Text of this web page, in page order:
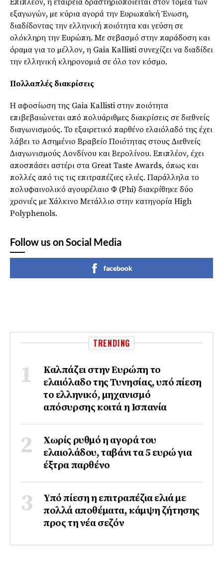
Επιπλέον, η εταιρεία δραστηριοποιείται στον τοµέα των
εξαγωγών, µε κύρια αγορά την Ευρωπαϊκή Ένωση,
διαδίδοντας την ελληνική ποιότητα και γεύση σε
ολόκληρη την Ευρώπη. Με σεβασµό στην παράδοση και
όραµα για το µέλλον, η Gaia Kallisti συνεχίζει να διαδίδει
την ελληνική κληρονοµιά σε όλο τον κόσµο.
Πολλαπλές διακρίσεις
Η αφοσίωση της Gaia Kallisti στην ποιότητα
επιβεβαιώνεται από πολυάριθµες διακρίσεις σε διεθνείς
διαγωνισµούς. Το εξαιρετικό παρθένο ελαιόλαδό της έχει
λάβει το Ασηµένιο Βραβείο Ποιότητας στους ∆ιεθνείς
∆ιαγωνισµούς Λονδίνου και Βερολίνου. Επιπλέον, έχει
αποσπάσει αστέρι στα Great Taste Awards, όπως και
πολλές από τις τις επιτραπέζιες ελιές. Παράλληλα το
πολυφαινολικό αγουρέλαιο Φ (Phi) διακρίθηκε δύο
χρονιές µε Χάλκινο Μετάλλιο στην κατηγορία High
Polyphenols.
Follow us on Social Media
facebook
TRENDING
Καλπάζει στην Ευρώπη το
ελαιόλαδο της Τυνησίας, υπό πίεση
το ελληνικό, μηχανισμό
απόσυρσης κοιτά η Ισπανία
Χωρίς ρυθμό η αγορά του
ελαιολάδου, ταβάνι τα 5 ευρώ για
έξτρα παρθένο
Υπό πίεση η επιτραπέζια ελιά με
πολλά αποθέματα, κάμψη ζήτησης
προς τη νέα σεζόν